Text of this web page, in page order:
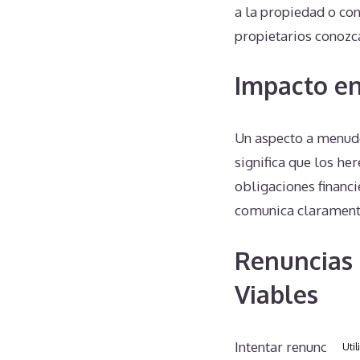
a la propiedad o
propietarios
Impacto
Un aspecto a
significa que los
obligaciones
comunica
Viables
Intentar renunciar